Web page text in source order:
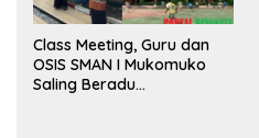
Class Meeting, Guru dan
OSIS SMAN I Mukomuko
Saling Beradu